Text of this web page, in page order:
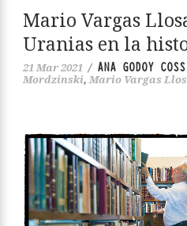
Mario Vargas
Uranias en la
21 Mar 2021 / ANA GODOY
Mordzinski, Mario Vargas